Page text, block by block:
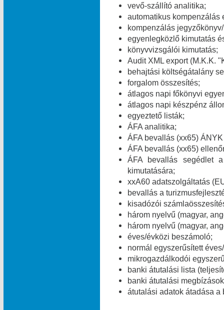
vevő-szállító analitika;
automatikus kompenzálás
kompenzálás
egyenlegközlő kimutatás
könyvvizsgálói kimutatás;
Audit XML export (M.K.K.
behajtási költségátalány
forgalom összesítés;
átlagos napi főkönyvi
átlagos napi készpénz
egyeztető listák;
ÁFA analitika;
ÁFA bevallás (xx65)
ÁFA bevallás (xx65)
ÁFA bevallás segédlet
kimutatására;
xxA60 adatszolgáltatás
bevallás a
kisadózói
három nyelvű (magyar,
három nyelvű (magyar,
éves/évközi beszámoló;
normál egyszerűsített
mikrogazdálkodói
banki átutalási lista
banki átutalási
átutalási adatok átadása